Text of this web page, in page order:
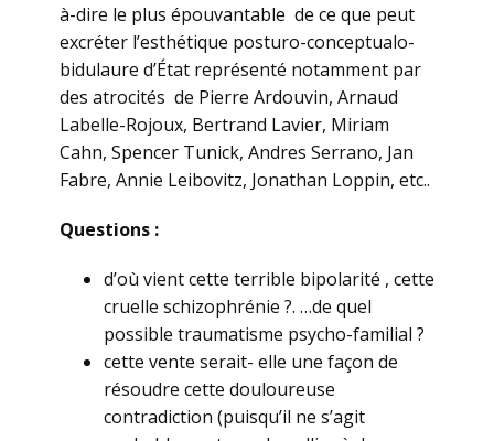
à-dire le plus épouvantable de ce que peut
excréter l’esthétique posturo-conceptualo-
bidulaure d’État représenté notamment par
des atrocités de Pierre Ardouvin, Arnaud
Labelle-Rojoux, Bertrand Lavier, Miriam
Cahn, Spencer Tunick, Andres Serrano, Jan
Fabre, Annie Leibovitz, Jonathan Loppin, etc..
Questions :
d’où vient cette terrible bipolarité , cette
cruelle schizophrénie ?. …de quel
possible traumatisme psycho-familial ?
cette vente serait- elle une façon de
résoudre cette douloureuse
contradiction (puisqu’il ne s’agit